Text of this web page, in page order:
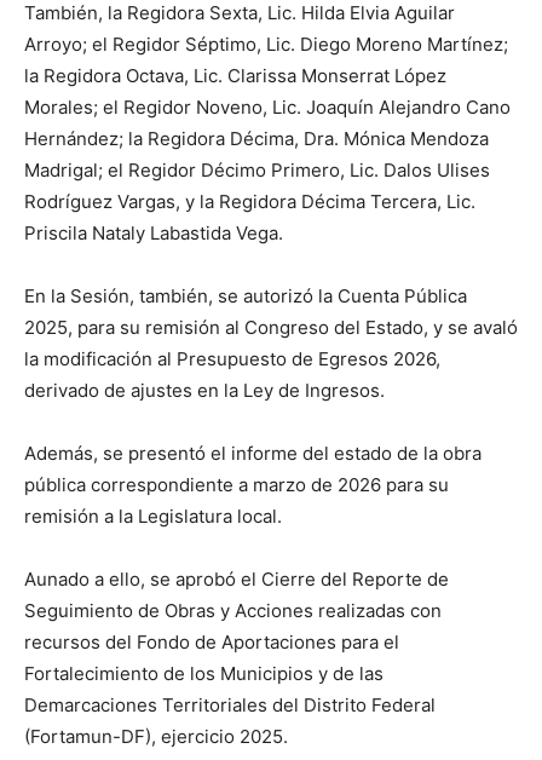
También, la Regidora Sexta, Lic. Hilda Elvia Aguilar
Arroyo; el Regidor Séptimo, Lic. Diego Moreno Martínez;
la Regidora Octava, Lic. Clarissa Monserrat López
Morales; el Regidor Noveno, Lic. Joaquín Alejandro Cano
Hernández; la Regidora Décima, Dra. Mónica Mendoza
Madrigal; el Regidor Décimo Primero, Lic. Dalos Ulises
Rodríguez Vargas, y la Regidora Décima Tercera, Lic.
Priscila Nataly Labastida Vega.
En la Sesión, también, se autorizó la Cuenta Pública
2025, para su remisión al Congreso del Estado, y se avaló
la modificación al Presupuesto de Egresos 2026,
derivado de ajustes en la Ley de Ingresos.
Además, se presentó el informe del estado de la obra
pública correspondiente a marzo de 2026 para su
remisión a la Legislatura local.
Aunado a ello, se aprobó el Cierre del Reporte de
Seguimiento de Obras y Acciones realizadas con
recursos del Fondo de Aportaciones para el
Fortalecimiento de los Municipios y de las
Demarcaciones Territoriales del Distrito Federal
(Fortamun-DF), ejercicio 2025.